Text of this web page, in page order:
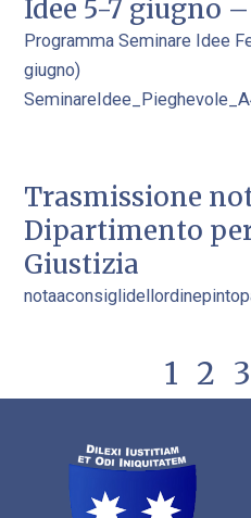
Idee 5-7 giugno
Programma Seminare Idee
giugno)
Trasmissione
Dipartimento
Giustizia
1 2 3